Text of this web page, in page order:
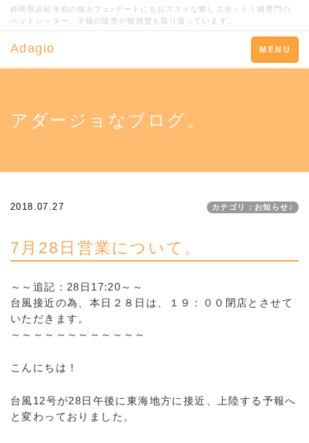
静岡県浜松市初の猫カフェ♪デートにもおススメな癒しスポット！猫専門の
ペットシッター、子猫の販売や猫雑貨も取り扱っています。
Toggle
navigation
MENU
Adagio
アダージョなブログ。
2018.07.27 カテゴリ：お知らせ♪
7月28日営業について。
～～追記：28日17:20～～
台風接近の為、本日２８日は、１９：００閉店とさせて
いただきます。
～～～～～～～～～～～～
こんにちは！
台風12号が28日午後に東海地方に接近、上陸する予報へ
と変わっておりました。